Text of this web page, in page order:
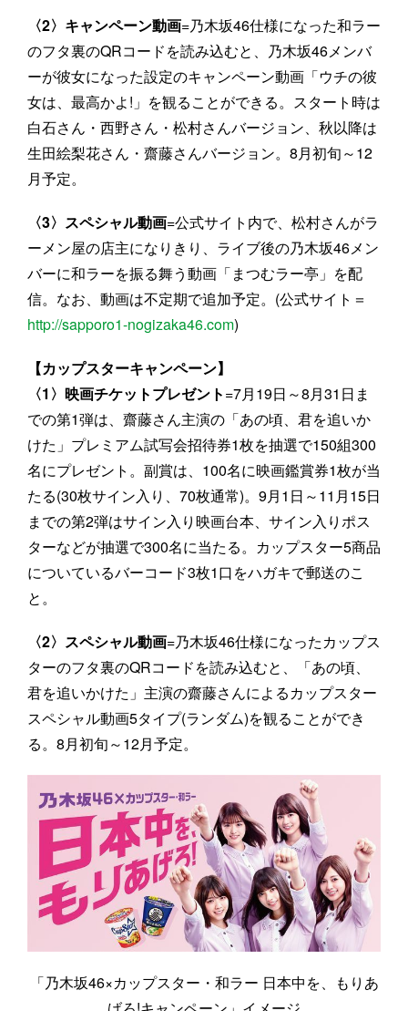
〈2〉キャンペーン動画=乃木坂46仕様になった和ラー
のフタ裏のQRコードを読み込むと、乃木坂46メンバ
ーが彼女になった設定のキャンペーン動画「ウチの彼
女は、最高かよ!」を観ることができる。スタート時は
白石さん・西野さん・松村さんバージョン、秋以降は
生田絵梨花さん・齋藤さんバージョン。8月初旬～12
月予定。
〈3〉スペシャル動画=公式サイト内で、松村さんがラ
ーメン屋の店主になりきり、ライブ後の乃木坂46メン
バーに和ラーを振る舞う動画「まつむラー亭」を配
信。なお、動画は不定期で追加予定。(公式サイト＝
http://sapporo1-nogizaka46.com)
【カップスターキャンペーン】
〈1〉映画チケットプレゼント=7月19日～8月31日ま
での第1弾は、齋藤さん主演の「あの頃、君を追いか
けた」プレミアム試写会招待券1枚を抽選で150組300
名にプレゼント。副賞は、100名に映画鑑賞券1枚が当
たる(30枚サイン入り、70枚通常)。9月1日～11月15日
までの第2弾はサイン入り映画台本、サイン入りポス
ターなどが抽選で300名に当たる。カップスター5商品
についているバーコード3枚1口をハガキで郵送のこ
と。
〈2〉スペシャル動画=乃木坂46仕様になったカップス
ターのフタ裏のQRコードを読み込むと、「あの頃、
君を追いかけた」主演の齋藤さんによるカップスター
スペシャル動画5タイプ(ランダム)を観ることができ
る。8月初旬～12月予定。
「乃木坂46×カップスター・和ラー 日本中を、もりあ